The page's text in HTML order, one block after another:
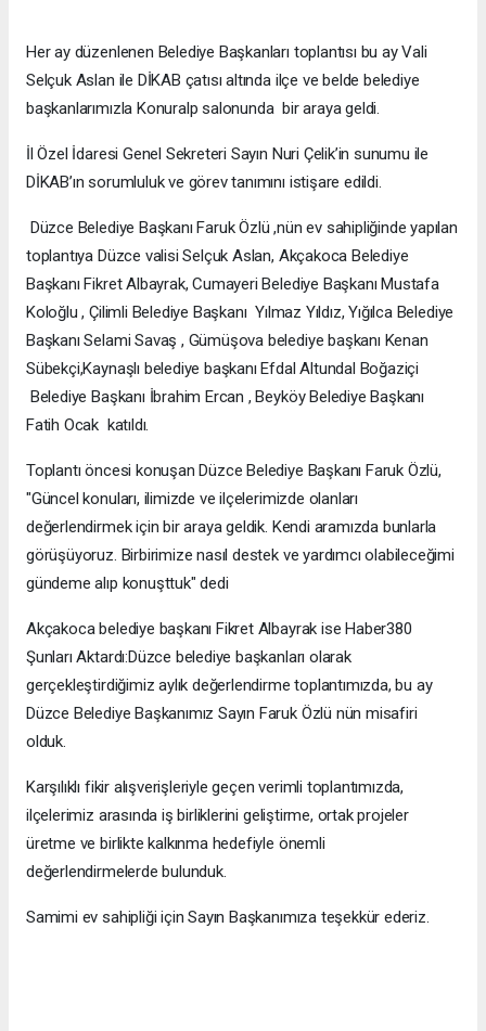
Her ay düzenlenen Belediye Başkanları toplantısı bu ay Vali
Selçuk Aslan ile DİKAB çatısı altında ilçe ve belde belediye
başkanlarımızla Konuralp salonunda bir araya geldi.
İl Özel İdaresi Genel Sekreteri Sayın Nuri Çelik’in sunumu ile
DİKAB’ın sorumluluk ve görev tanımını istişare edildi.
Düzce Belediye Başkanı Faruk Özlü ,nün ev sahipliğinde yapılan
toplantıya Düzce valisi Selçuk Aslan, Akçakoca Belediye
Başkanı Fikret Albayrak, Cumayeri Belediye Başkanı Mustafa
Koloğlu , Çilimli Belediye Başkanı Yılmaz Yıldız, Yığılca Belediye
Başkanı Selami Savaş , Gümüşova belediye başkanı Kenan
Sübekçi,Kaynaşlı belediye başkanı Efdal Altundal Boğaziçi
Belediye Başkanı İbrahim Ercan , Beyköy Belediye Başkanı
Fatih Ocak katıldı.
Toplantı öncesi konuşan Düzce Belediye Başkanı Faruk Özlü,
"Güncel konuları, ilimizde ve ilçelerimizde olanları
değerlendirmek için bir araya geldik. Kendi aramızda bunlarla
görüşüyoruz. Birbirimize nasıl destek ve yardımcı olabileceğimi
gündeme alıp konuşttuk" dedi
Akçakoca belediye başkanı Fikret Albayrak ise Haber380
Şunları Aktardı:Düzce belediye başkanları olarak
gerçekleştirdiğimiz aylık değerlendirme toplantımızda, bu ay
Düzce Belediye Başkanımız Sayın Faruk Özlü nün misafiri
olduk.
Karşılıklı fikir alışverişleriyle geçen verimli toplantımızda,
ilçelerimiz arasında iş birliklerini geliştirme, ortak projeler
üretme ve birlikte kalkınma hedefiyle önemli
değerlendirmelerde bulunduk.
Samimi ev sahipliği için Sayın Başkanımıza teşekkür ederiz.